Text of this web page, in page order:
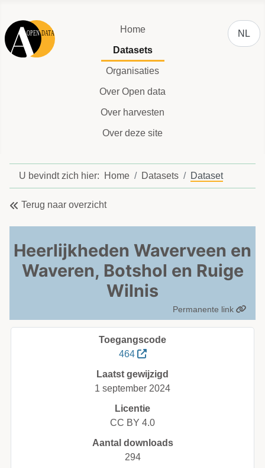
Home
Datasets
Organisaties
Over Open data
Over harvesten
Over deze site
NL
U bevindt zich hier: Home Datasets Dataset
Terug naar overzicht
Heerlijkheden Waverveen en
Waveren, Botshol en Ruige
Wilnis
Permanente link
Toegangscode
464
Laatst gewijzigd
1 september 2024
Licentie
CC BY 4.0
Aantal downloads
294